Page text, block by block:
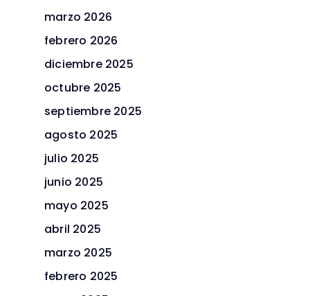
marzo 2026
febrero 2026
diciembre 2025
octubre 2025
septiembre 2025
agosto 2025
julio 2025
junio 2025
mayo 2025
abril 2025
marzo 2025
febrero 2025